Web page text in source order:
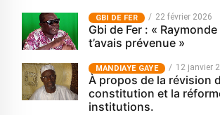
GBI DE FER 22 février 2026
Gbi de Fer : «
t’avais prévenue »
MANDIAYE GAYE 12 janvier
À propos de la révision
constitution et la
institutions.